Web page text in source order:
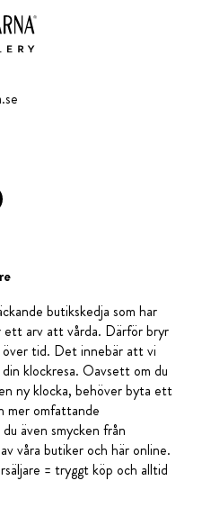
butikskedja som har
arv att vårda. Därför bryr
över tid. Det innebär att vi
klockresa. Oavsett om du
ny klocka, behöver byta ett
mer omfattande
även smycken från
våra butiker och här online.
= tryggt köp och alltid